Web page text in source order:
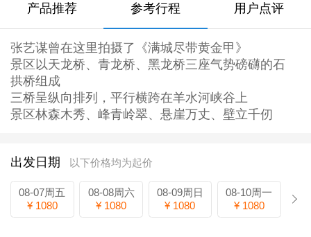
产品推荐 参考行程 用户点评
张艺谋曾在这里拍摄了《满城尽带黄金甲》
景区以天龙桥、青龙桥、黑龙桥三座气势磅礴的石
拱桥组成
三桥呈纵向排列，平行横跨在羊水河峡谷上
景区林森木秀、峰青岭翠、悬崖万丈、壁立千仞
出发日期 以下价格均为起价
08-07周五
¥ 1080
08-08周六
¥ 1080
08-09周日
¥ 1080
08-10周一
¥ 1080